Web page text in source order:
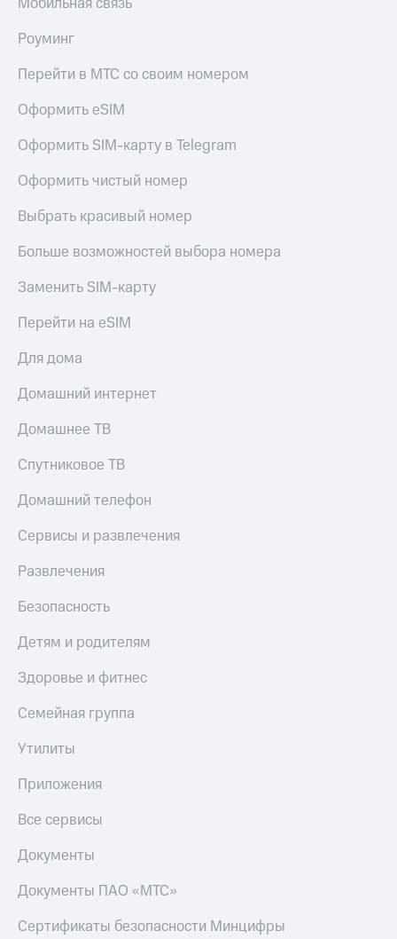
Роуминг
Перейти в МТС со своим номером
Оформить eSIM
Оформить SIM-карту в Telegram
Оформить чистый номер
Выбрать красивый номер
Больше возможностей выбора номера
Заменить SIM-карту
Перейти на eSIM
Для дома
Домашний интернет
Домашнее ТВ
Спутниковое ТВ
Домашний телефон
Сервисы и развлечения
Развлечения
Безопасность
Детям и родителям
Здоровье и фитнес
Семейная группа
Утилиты
Приложения
Все сервисы
Документы
Документы ПАО «МТС»
Сертификаты безопасности Минцифры